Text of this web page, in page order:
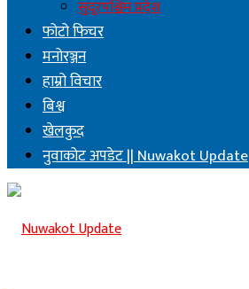
सुदूरपश्चिम प्रदेश
फोटो फिचर
मनोरञ्जन
हाम्रो विचार
बिश्व
खेलकुद
नुवाकोट अपडेट || Nuwakot Update